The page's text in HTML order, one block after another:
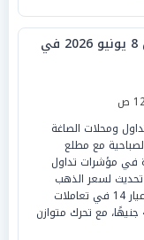
أسعار الذهب اليوم الاثنين 8 يونيو 2026 في
ومحلات الصاغة
مع مطلع
في مؤشرات تداول
لسعر الذهب
المحلى سجل سعر جرام الذهب عيار 14 في تعاملات
اليوم الأثنين 8 يونيو سعر 4313 جنيهًا، مع تحرك متوازن